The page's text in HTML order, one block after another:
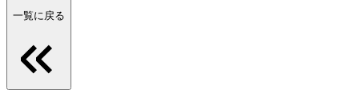
一覧に戻る